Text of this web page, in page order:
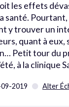
les effets
santé.
y trouver un
quant à
Petit tour du
à la clinique
2019 Alter